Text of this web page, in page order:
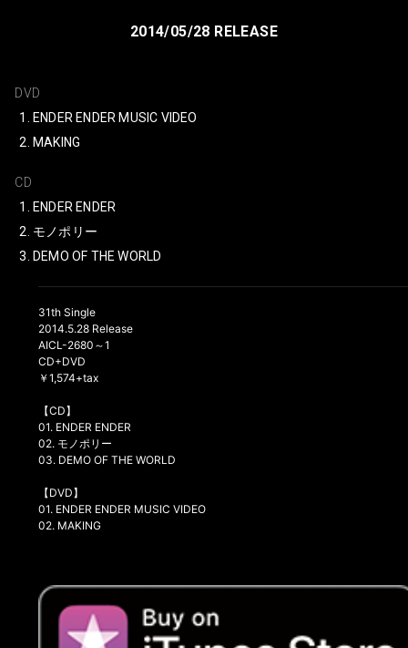
2014/05/28 RELEASE
DVD
ENDER ENDER MUSIC VIDEO
MAKING
CD
ENDER ENDER
モノポリー
DEMO OF THE WORLD
31th Single
2014.5.28 Release
AICL-2680～1
CD+DVD
￥1,574+tax
【CD】
01. ENDER ENDER
02. モノポリー
03. DEMO OF THE WORLD
【DVD】
01. ENDER ENDER MUSIC VIDEO
02. MAKING